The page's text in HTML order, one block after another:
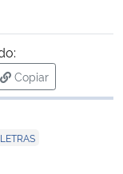
Copiar
para área de
LETRAS